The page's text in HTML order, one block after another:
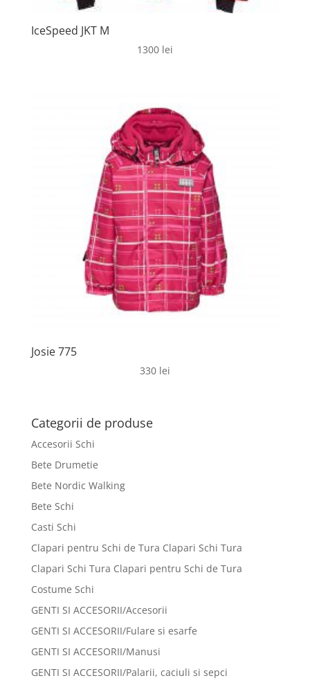
IceSpeed JKT M
1300 lei
Josie 775
330 lei
Categorii de produse
Accesorii Schi
Bete Drumetie
Bete Nordic Walking
Bete Schi
Casti Schi
Clapari pentru Schi de Tura Clapari Schi Tura
Clapari Schi Tura Clapari pentru Schi de Tura
Costume Schi
GENTI SI ACCESORII/Accesorii
GENTI SI ACCESORII/Fulare si esarfe
GENTI SI ACCESORII/Manusi
GENTI SI ACCESORII/Palarii, caciuli si sepci